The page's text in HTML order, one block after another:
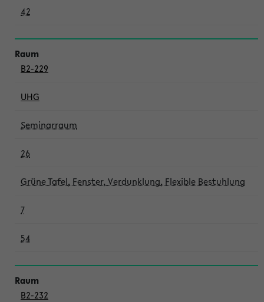
42
B2-229
UHG
Seminarraum
26
Grüne Tafel, Fenster, Verdunklung, Flexible Bestuhlung
7
54
B2-232